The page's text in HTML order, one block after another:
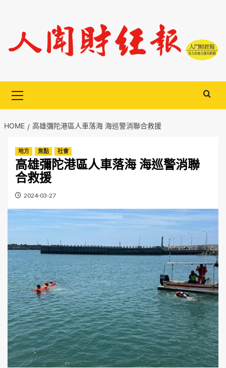
content
Menu
HOME 高雄彌陀港區人車落海 海巡警消聯合救援
地方 焦點 社會
高雄彌陀港區人車落海 海巡警消聯
合救援
2024-03-27